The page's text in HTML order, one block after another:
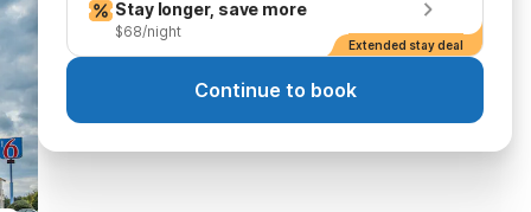
Stay longer, save more
$68/night
Extended stay deal
Continue to book